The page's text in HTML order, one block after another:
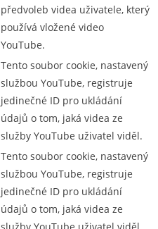
předvoleb videa uživatele, který
používá vložené video
YouTube.
Tento soubor cookie, nastavený
službou YouTube, registruje
jedinečné ID pro ukládání
údajů o tom, jaká videa ze
služby YouTube uživatel viděl.
Tento soubor cookie, nastavený
službou YouTube, registruje
jedinečné ID pro ukládání
údajů o tom, jaká videa ze